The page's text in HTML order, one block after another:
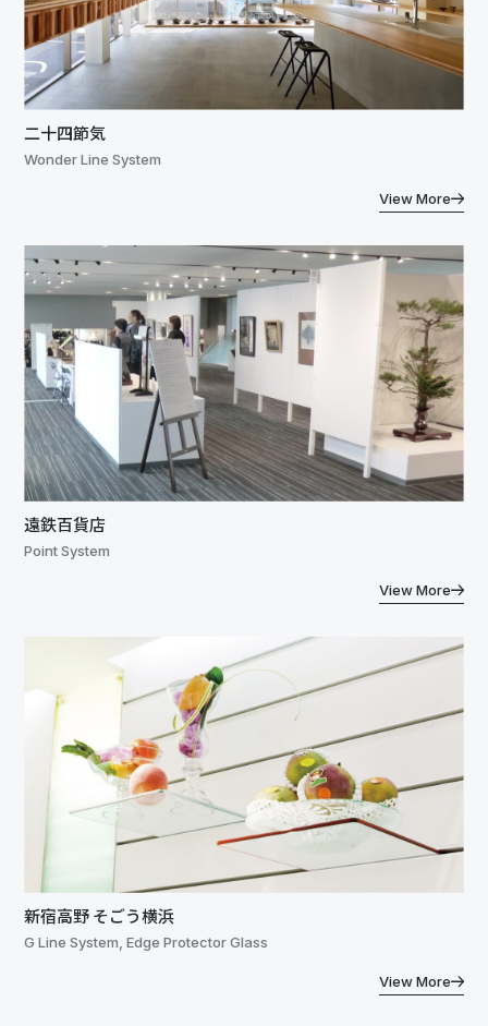
二十四節気
Wonder Line System
View More
遠鉄百貨店
Point System
View More
新宿高野 そごう横浜
G Line System, Edge Protector Glass
View More